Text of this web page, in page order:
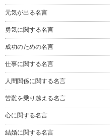
元気が出る名言
勇気に関する名言
成功のための名言
仕事に関する名言
人間関係に関する名言
苦難を乗り越える名言
心に関する名言
結婚に関する名言